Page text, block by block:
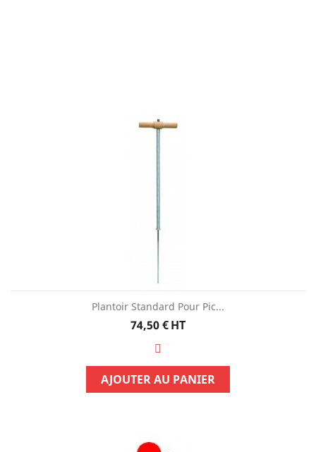
Plantoir Standard Pour Pic...
Prix
74,50 €HT
AJOUTER AU PANIER